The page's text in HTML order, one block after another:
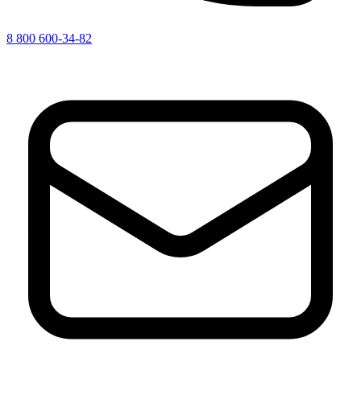
8 800 600-34-82